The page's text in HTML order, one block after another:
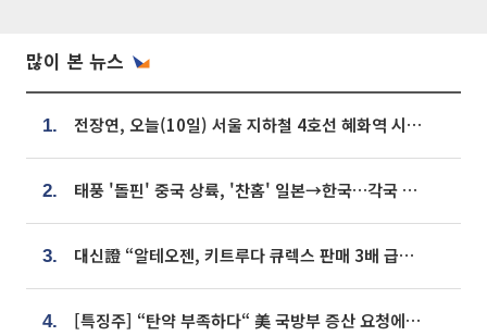
많이 본 뉴스
1. 전장연, 오늘(10일) 서울 지하철 4호선 혜화역 시위…1호선 용산역 무정차
2. 태풍 '돌핀' 중국 상륙, '찬홈' 일본→한국…각국 기상청 예상 경로는?
3. 대신證 “알테오젠, 키트루다 큐렉스 판매 3배 급증…목표가 41만원 상향”
4. [특징주] “탄약 부족하다“ 美 국방부 증산 요청에⋯국내 방산주 급등세